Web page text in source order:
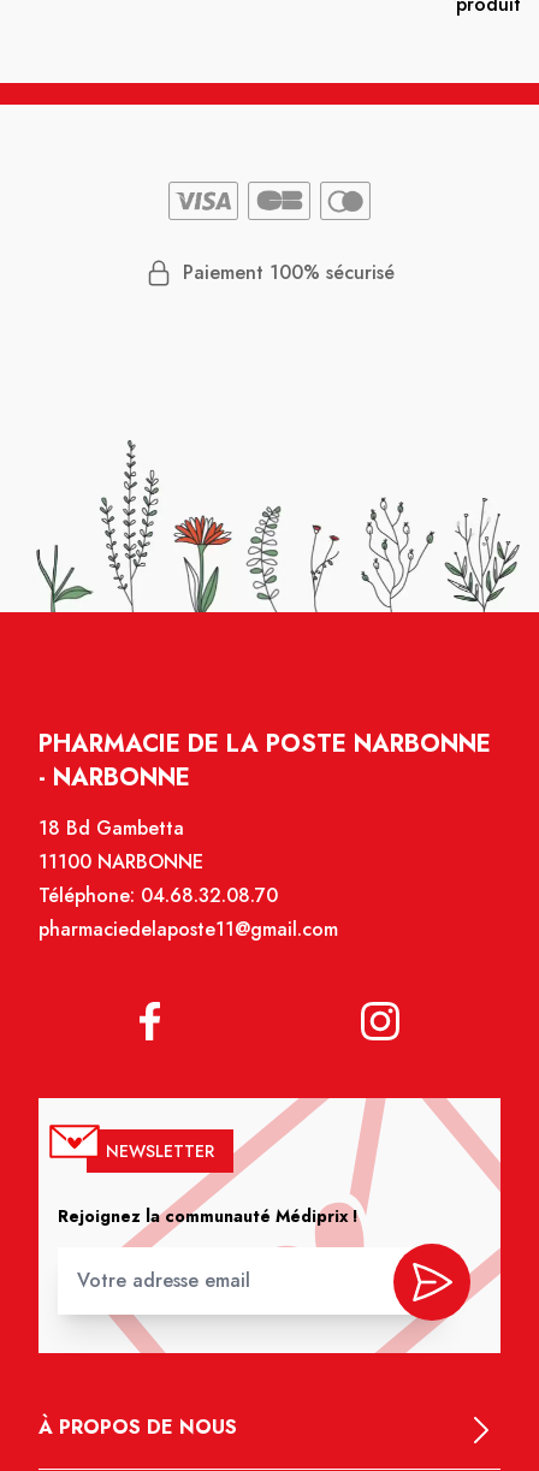
Paiement 100% sécurisé
PHARMACIE DE LA POSTE NARBONNE
- NARBONNE
18 Bd Gambetta
11100 NARBONNE
Téléphone: 04.68.32.08.70
pharmaciedelaposte11@gmail.com
NEWSLETTER
Rejoignez la communauté Médiprix !
À PROPOS DE NOUS